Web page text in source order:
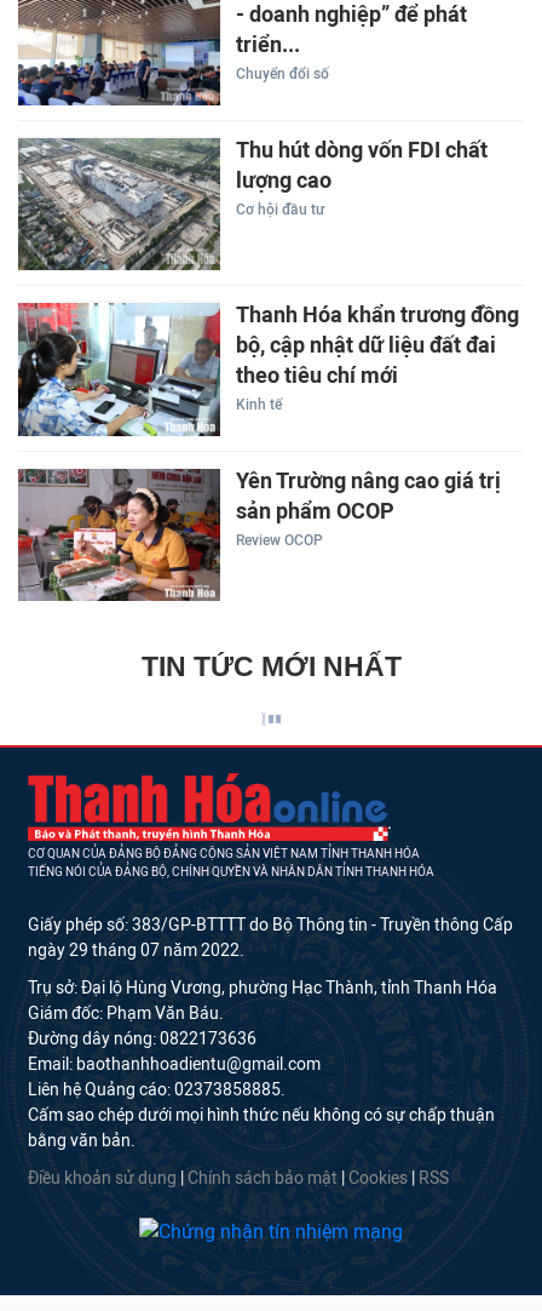
- doanh nghiệp” để phát
triển...
Chuyển đổi số
Thu hút dòng vốn FDI chất
lượng cao
Cơ hội đầu tư
Thanh Hóa khẩn trương đồng
bộ, cập nhật dữ liệu đất đai
theo tiêu chí mới
Kinh tế
Yên Trường nâng cao giá trị
sản phẩm OCOP
Review OCOP
TIN TỨC MỚI NHẤT
CƠ QUAN CỦA ĐẢNG BỘ ĐẢNG CỘNG SẢN VIỆT NAM TỈNH THANH HÓA
TIẾNG NÓI CỦA ĐẢNG BỘ, CHÍNH QUYỀN VÀ NHÂN DÂN TỈNH THANH HÓA
Giấy phép số: 383/GP-BTTTT do Bộ Thông tin - Truyền thông Cấp
ngày 29 tháng 07 năm 2022.
Trụ sở: Đại lộ Hùng Vương, phường Hạc Thành, tỉnh Thanh Hóa
Giám đốc: Phạm Văn Báu.
Đường dây nóng: 0822173636
Email: baothanhhoadientu@gmail.com
Liên hệ Quảng cáo: 02373858885.
Cấm sao chép dưới mọi hình thức nếu không có sự chấp thuận
bằng văn bản.
Điều khoản sử dụng Chính sách bảo mật Cookies RSS